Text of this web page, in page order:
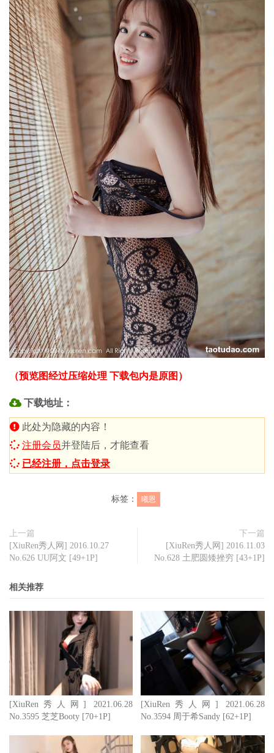
（预览图经过压缩处理 下载包内是原图）
下载地址：
此处为隐藏的内容！
注册会员并登陆后，才能查看
已经注册，点击登录
标签： 曦恩
上一篇
[XiuRen秀人网] 2016.10.27
No.626 UU阿文 [49+1P]
下一篇
[XiuRen秀人网] 2016.11.03
No.628 土肥圆矮挫穷 [43+1P]
相关推荐
[XiuRen秀人网] 2021.06.28
No.3595 芝芝Booty [70+1P]
[XiuRen秀人网] 2021.06.28
No.3594 周于希Sandy [62+1P]